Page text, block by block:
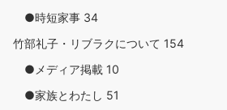
●時短家事 34
竹部礼子・リブラクについて 154
●メディア掲載 10
●家族とわたし 51